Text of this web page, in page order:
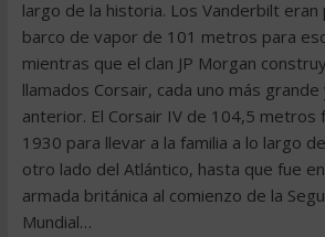
largo de la historia. Los Vanderbilt
barco de vapor de 101 metros para
mientras que el clan JP Morgan
llamados Corsair, cada uno más
anterior. El Corsair IV de 104,5 metros
1930 para llevar a la familia a lo largo
otro lado del Atlántico, hasta que fue
armada británica al comienzo de la
Mundial…